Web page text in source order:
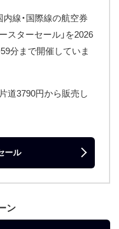
内線・国際線の航空券
スターセール」を2026
分まで開催していま
道3790円から販売し
ール
ン